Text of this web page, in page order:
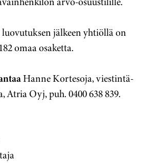
jälkeen yhtiöllä on
omaa osaketta.
Hanne Kortesoja, viestintä-
Atria Oyj, puh. 0400 638 839.